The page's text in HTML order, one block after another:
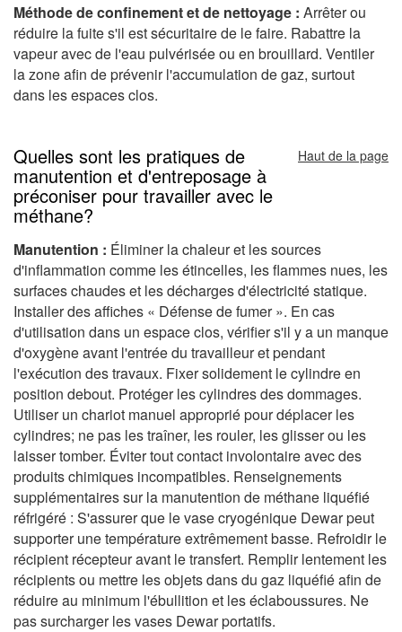
Méthode de confinement et de nettoyage : Arrêter ou
réduire la fuite s'il est sécuritaire de le faire. Rabattre la
vapeur avec de l'eau pulvérisée ou en brouillard. Ventiler
la zone afin de prévenir l'accumulation de gaz, surtout
dans les espaces clos.
Quelles sont les pratiques de
manutention et d'entreposage à
préconiser pour travailler avec le
méthane?
Haut de la page
Manutention : Éliminer la chaleur et les sources
d'inflammation comme les étincelles, les flammes nues, les
surfaces chaudes et les décharges d'électricité statique.
Installer des affiches « Défense de fumer ». En cas
d'utilisation dans un espace clos, vérifier s'il y a un manque
d'oxygène avant l'entrée du travailleur et pendant
l'exécution des travaux. Fixer solidement le cylindre en
position debout. Protéger les cylindres des dommages.
Utiliser un chariot manuel approprié pour déplacer les
cylindres; ne pas les traîner, les rouler, les glisser ou les
laisser tomber. Éviter tout contact involontaire avec des
produits chimiques incompatibles. Renseignements
supplémentaires sur la manutention de méthane liquéfié
réfrigéré : S'assurer que le vase cryogénique Dewar peut
supporter une température extrêmement basse. Refroidir le
récipient récepteur avant le transfert. Remplir lentement les
récipients ou mettre les objets dans du gaz liquéfié afin de
réduire au minimum l'ébullition et les éclaboussures. Ne
pas surcharger les vases Dewarportatifs.